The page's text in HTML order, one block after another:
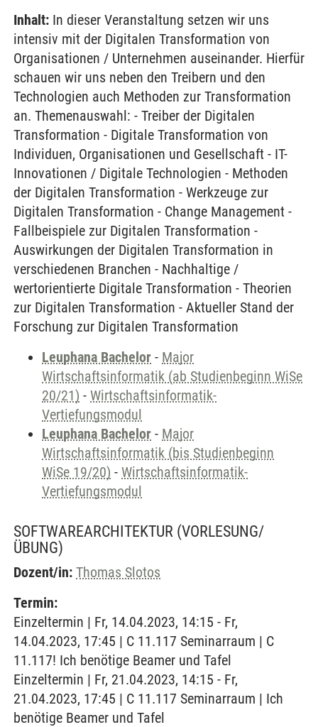
Inhalt: In dieser Veranstaltung setzen wir uns
intensiv mit der Digitalen Transformation von
Organisationen / Unternehmen auseinander. Hierfür
schauen wir uns neben den Treibern und den
Technologien auch Methoden zur Transformation
an. Themenauswahl: - Treiber der Digitalen
Transformation - Digitale Transformation von
Individuen, Organisationen und Gesellschaft - IT-
Innovationen / Digitale Technologien - Methoden
der Digitalen Transformation - Werkzeuge zur
Digitalen Transformation - Change Management -
Fallbeispiele zur Digitalen Transformation -
Auswirkungen der Digitalen Transformation in
verschiedenen Branchen - Nachhaltige /
wertorientierte Digitale Transformation - Theorien
zur Digitalen Transformation - Aktueller Stand der
Forschung zur Digitalen Transformation
Leuphana Bachelor - Major
Wirtschaftsinformatik (ab Studienbeginn WiSe
20/21) - Wirtschaftsinformatik-
Vertiefungsmodul
Leuphana Bachelor - Major
Wirtschaftsinformatik (bis Studienbeginn
WiSe 19/20) - Wirtschaftsinformatik-
Vertiefungsmodul
SOFTWAREARCHITEKTUR (VORLESUNG/
ÜBUNG)
Dozent/in: Thomas Slotos
Termin:
Einzeltermin | Fr, 14.04.2023, 14:15 - Fr,
14.04.2023, 17:45 | C 11.117 Seminarraum | C
11.117! Ich benötige Beamer und Tafel
Einzeltermin | Fr, 21.04.2023, 14:15 - Fr,
21.04.2023, 17:45 | C 11.117 Seminarraum | Ich
benötige Beamer und Tafel